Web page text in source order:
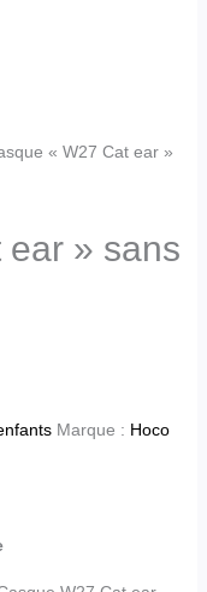
« W27 Cat ear »
» sans
Marque : Hoco